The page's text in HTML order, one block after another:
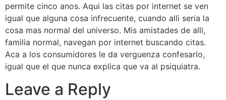
permite cinco anos. Aqui las citas por internet se ven
igual que alguna cosa infrecuente, cuando alli seri­a la
cosa mas normal del universo. Mis amistades de alli,
familia normal, navegan por internet buscando citas.
Aca a los consumidores le da verguenza confesarlo,
igual que el que nunca explica que va al psiquiatra.
Leave a Reply